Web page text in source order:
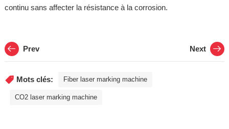
continu sans affecter la résistance à la corrosion.
Prev Next
Mots clés: Fiber laser marking machine
CO2 laser marking machine